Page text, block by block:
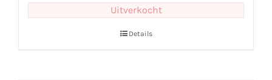
Uitverkocht
Details